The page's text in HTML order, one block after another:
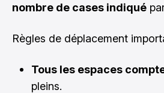
nombre de cases indiqué
Règles de déplacement
Tous les espaces
pleins.